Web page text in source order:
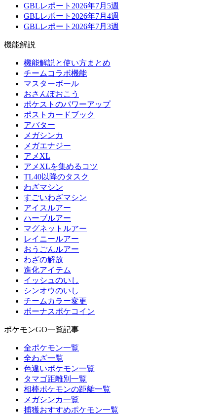
GBLレポート2026年7月5週
GBLレポート2026年7月4週
GBLレポート2026年7月3週
機能解説
機能解説と使い方まとめ
チームコラボ機能
マスターボール
おさんぽおこう
ポケストのパワーアップ
ポストカードブック
アバター
メガシンカ
メガエナジー
アメXL
アメXLを集めるコツ
TL40以降のタスク
わざマシン
すごいわざマシン
アイスルアー
ハーブルアー
マグネットルアー
レイニールアー
おうごんルアー
わざの解放
進化アイテム
イッシュのいし
シンオウのいし
チームカラー変更
ボーナスポケコイン
ポケモンGO一覧記事
全ポケモン一覧
全わざ一覧
色違いポケモン一覧
タマゴ距離別一覧
相棒ポケモンの距離一覧
メガシンカ一覧
捕獲おすすめポケモン一覧